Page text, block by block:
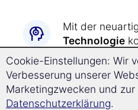
Mit der
Technologie
deutlich
sich besser
Bosnisch
Cookie-Einstellungen: Wir
Verbesserung unserer
Marketingzwecken und
Datenschutzerklärung.